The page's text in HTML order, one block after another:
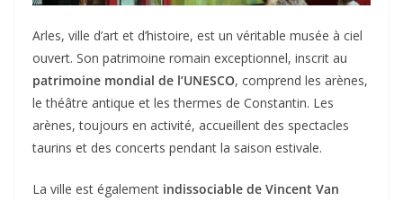
Arles, ville d’art et d’histoire, est un véritable musée à ciel
ouvert. Son patrimoine romain exceptionnel, inscrit au
patrimoine mondial de l’UNESCO, comprend les arènes,
le théâtre antique et les thermes de Constantin. Les
arènes, toujours en activité, accueillent des spectacles
taurins et des concerts pendant la saison estivale.
La ville est également indissociable de Vincent Van